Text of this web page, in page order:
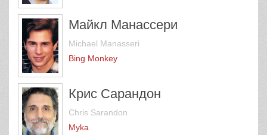
Майкл Манассери
Michael Manasseri
Bing Monkey
Крис Сарандон
Chris Sarandon
Myka